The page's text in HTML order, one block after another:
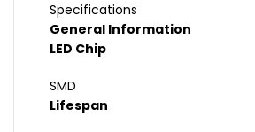
Specifications
General Information
LED Chip
SMD
Lifespan